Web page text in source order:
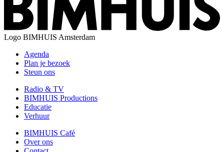
Logo BIMHUIS Amsterdam
Agenda
Plan je bezoek
Steun ons
Radio & TV
BIMHUIS Productions
Educatie
Verhuur
BIMHUIS Café
Over ons